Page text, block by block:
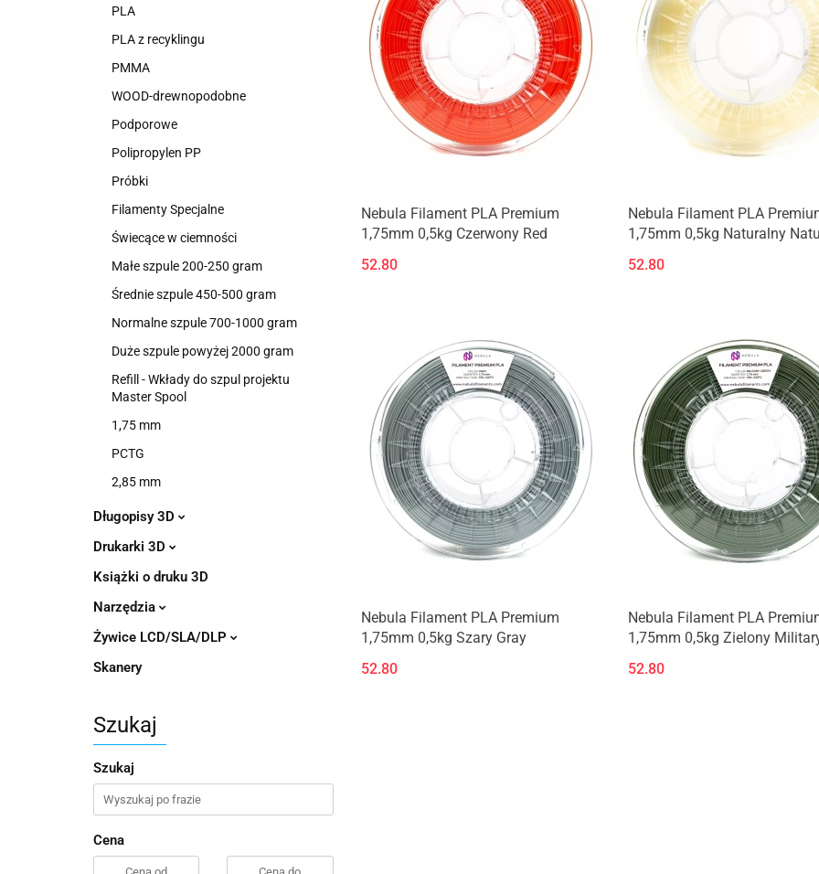
PLA
PLA z recyklingu
PMMA
WOOD-drewnopodobne
Podporowe
Polipropylen PP
Próbki
Filamenty Specjalne
Świecące w ciemności
Małe szpule 200-250 gram
Średnie szpule 450-500 gram
Normalne szpule 700-1000 gram
Duże szpule powyżej 2000 gram
Refill - Wkłady do szpul projektu
Master Spool
1,75 mm
PCTG
2,85 mm
Długopisy 3D
Drukarki 3D
Książki o druku 3D
Narzędzia
Żywice LCD/SLA/DLP
Skanery
Szukaj
Szukaj
Cena
Produkt niedostępny
Nebula Filament PLA Premium
1,75mm 0,5kg Czerwony Red
52.80
Produkt niedostępny
Nebula Filament PLA
1,75mm 0,5kg Naturalny
52.80
Produkt niedostępny
Nebula Filament PLA Premium
1,75mm 0,5kg Szary Gray
52.80
Produkt niedostępny
Nebula Filament PLA
1,75mm 0,5kg Zielony
52.80